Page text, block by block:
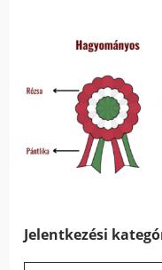
Jelentkezési